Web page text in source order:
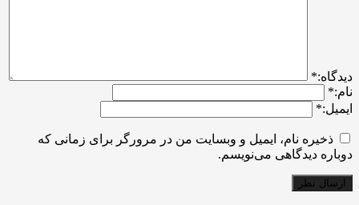
ديدگاه:*
نام:*
ایمیل:*
ذخیره نام، ایمیل و وبسایت من در مرورگر برای زمانی که
دوباره دیدگاهی می‌نویسم.